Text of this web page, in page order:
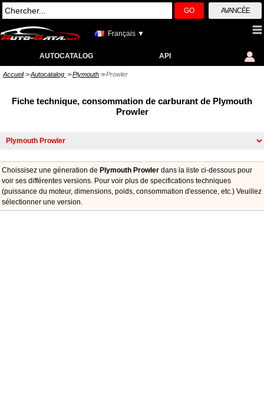
GO AVANCÉE
Français ▼
AUTOCATALOG API
Accueil >> Autocatalog >> Plymouth >> Prowler
Fiche technique, consommation de carburant de Plymouth
Prowler
Choissisez une géneration de Plymouth Prowler dans la liste ci-dessous pour
voir ses différentes versions. Pour voir plus de specifications techniques
(puissance du moteur, dimensions, poids, consommation d'essence, etc.) Veuillez
sélectionner une version.